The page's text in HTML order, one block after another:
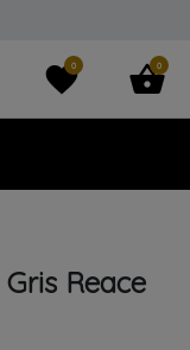
favorite
0 shopping_basket
0
Gris Reace